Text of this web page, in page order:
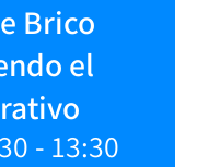
Brico
el
- 13:30